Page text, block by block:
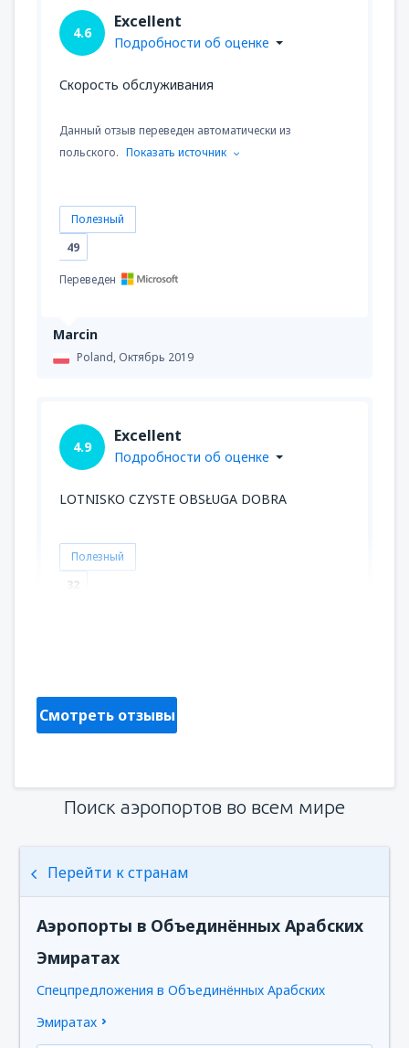
Marcin
Poland, Октябрь 2019
4.6
Excellent
Подробности об оценке
Скорость обслуживания
Данный отзыв переведен автоматически из
польского. Показать источник
Полезный
49
Переведен
4.9
Excellent
Подробности об оценке
LOTNISKO CZYSTE OBSŁUGA DOBRA
Полезный
32
Смотреть отзывы
Поиск аэропортов во всем мире
Перейти к странам
Аэропорты в Объединённых Арабских
Эмиратах
Спецпредложения в Объединённых Арабских
Эмиратах